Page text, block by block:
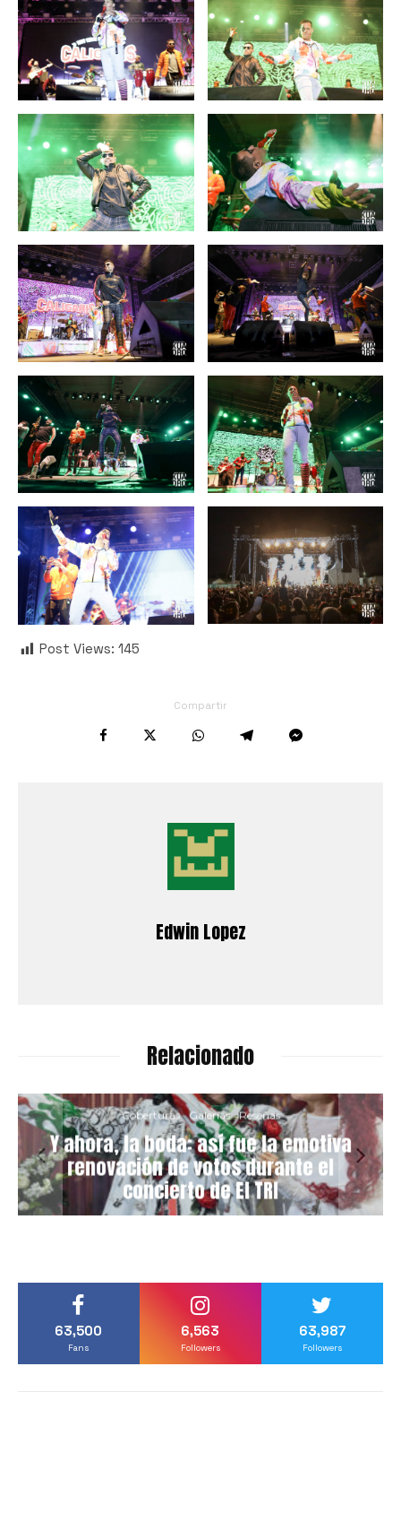
Post Views: 145
Compartir
Edwin Lopez
Relacionado
Coberturas Galerías Reseñas
Y ahora, la boda: así fue la emotiva
renovación de votos durante el
concierto de El TRI
63,500
Fans
6,563
Followers
63,987
Followers